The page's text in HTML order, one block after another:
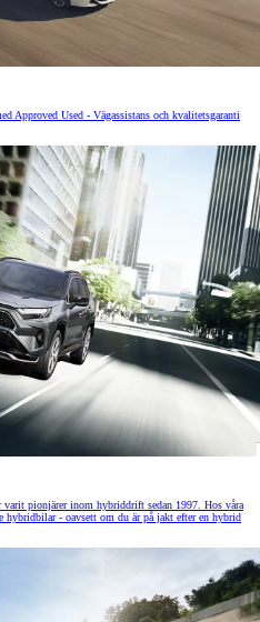
Approved Used - Vägassistans och kvalitetsgaranti
pionjärer inom hybriddrift sedan 1997. Hos våra
hybridbilar - oavsett om du är på jakt efter en hybrid